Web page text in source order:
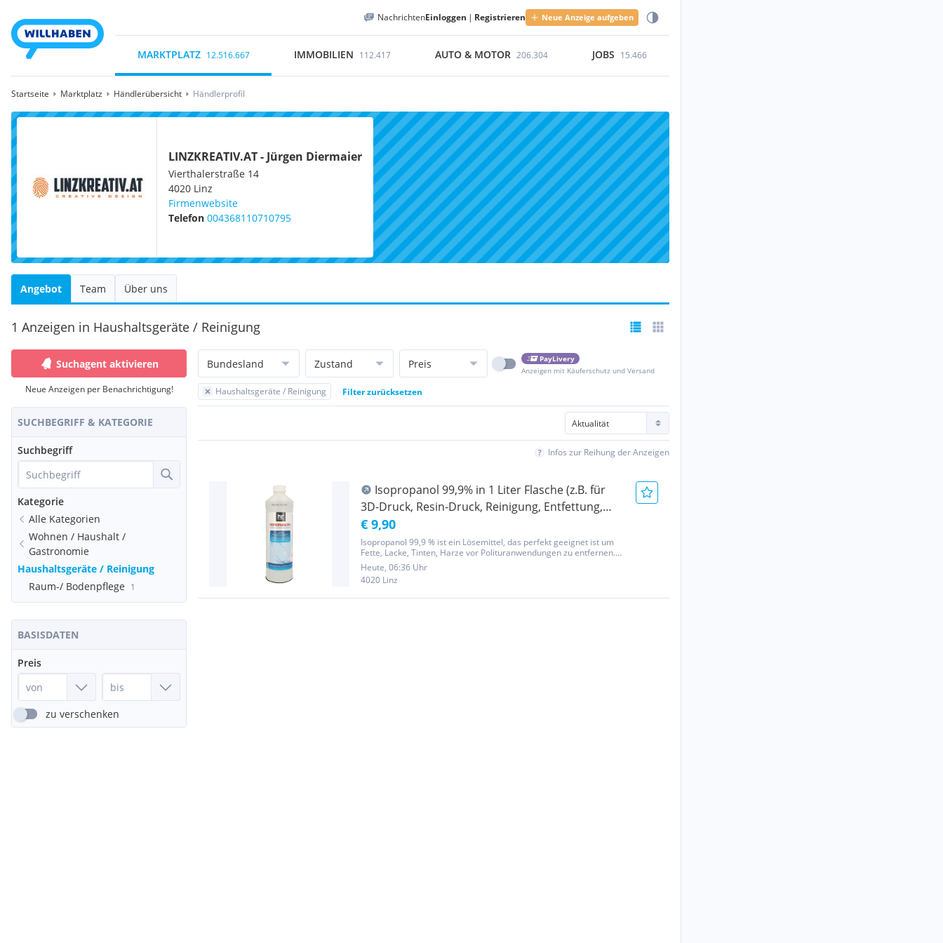
NachrichtenEinloggen | Registrieren Neue Anzeige aufgeben
MARKTPLATZ 12.516.667 IMMOBILIEN 112.417 AUTO & MOTOR 206.304 JOBS 15.466
Startseite Marktplatz Händlerübersicht Händlerprofil
LINZKREATIV.AT - Jürgen Diermaier
Vierthalerstraße 14
4020 Linz
Firmenwebsite
Telefon 004368110710795
Angebot Team Über uns
1 Anzeigen in Haushaltsgeräte / Reinigung
Suchagent aktivieren
Neue Anzeigen per Benachrichtigung!
SUCHBEGRIFF & KATEGORIE
Suchbegriff
Kategorie
Alle Kategorien
Wohnen / Haushalt /
Gastronomie
Haushaltsgeräte / Reinigung
Raum-/ Bodenpflege 1
BASISDATEN
Preis
zu verschenken
Bundesland Zustand Preis
PayLivery
Anzeigen mit Käuferschutz und Versand
Haushaltsgeräte / Reinigung Filter zurücksetzen
Infos zur Reihung der Anzeigen
Isopropanol 99,9% in 1 Liter Flasche (z.B. für
3D-Druck, Resin-Druck, Reinigung, Entfettung,
usw.)
€ 9,90
Isopropanol 99,9 % ist ein Lösemittel, das perfekt geeignet ist um
Fette, Lacke, Tinten, Harze vor Polituranwendungen zu entfernen.
Breite Verwendung findet es aber auch als Hilfsmittel zur
Entfernung von Schmutzbelägen und Kleberückständen. In der
Resin...
Heute, 06:36 Uhr
4020 Linz